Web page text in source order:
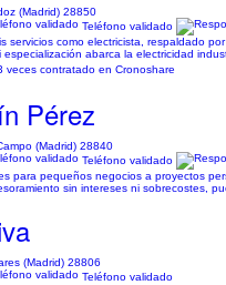
(Madrid) 28850
Teléfono validado
servicios como electricista, respaldado
abarca la electricidad
veces contratado en Cronoshare
Pérez
(Madrid) 28840
Teléfono validado
para pequeños negocios a proyectos
sin intereses ni sobrecostes,
(Madrid) 28806
Teléfono validado